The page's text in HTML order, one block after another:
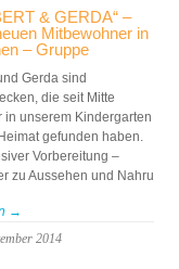
& GERDA“ –
Mitbewohner in
– Gruppe
Gerda sind
die seit Mitte
in unserem Kindergarten
gefunden haben.
Vorbereitung –
zu Aussehen und Nahru
→
2014